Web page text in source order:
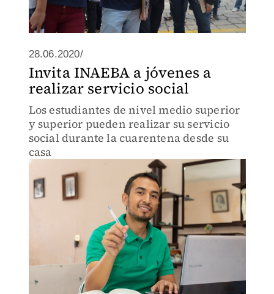
28.06.2020/
Invita INAEBA a jóvenes a
realizar servicio social
Los estudiantes de nivel medio superior
y superior pueden realizar su servicio
social durante la cuarentena desde su
casa